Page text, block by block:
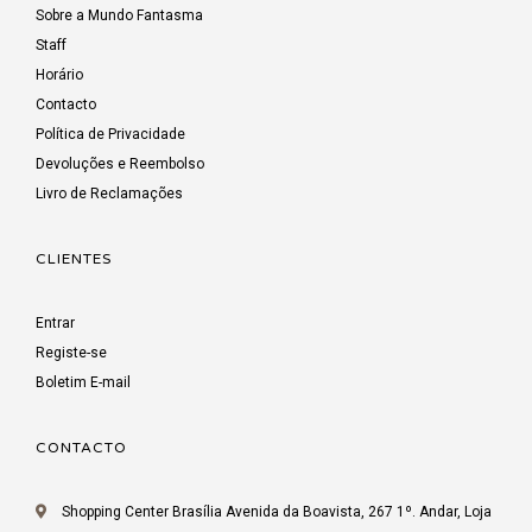
Sobre a Mundo Fantasma
Staff
Horário
Contacto
Política de Privacidade
Devoluções e Reembolso
Livro de Reclamações
CLIENTES
Entrar
Registe-se
Boletim E-mail
CONTACTO
Shopping Center Brasília Avenida da Boavista, 267 1º. Andar, Loja